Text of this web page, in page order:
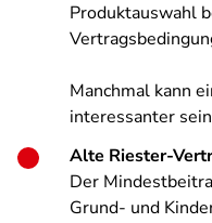
Produktauswahl
Manchmal kann
interessanter
Alte Riester-
Der
Grund- und